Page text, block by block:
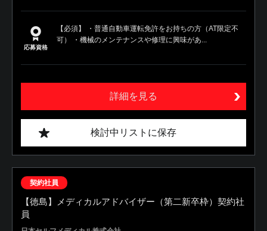
応募資格
【必須】 ・普通自動車運転免許をお持ちの方（AT限定不
可） ・機械のメンテナンスや修理に興味があ...
詳細を見る
検討中リストに保存
契約社員
【徳島】メディカルアドバイザー（第二新卒枠）契約社
員